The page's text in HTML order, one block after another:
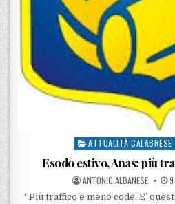
Posted in
ATTUALITÀ CALABRESE
Esodo estivo, Anas: più
POSTED BY
ANTONIO.ALBANESE
“Più traffico e meno code. E’